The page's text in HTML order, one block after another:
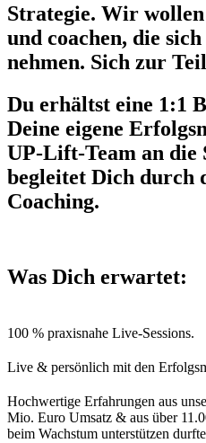
Strategie. Wir
und coachen, die
nehmen. Sich zur
Du erhältst eine 1:1
Deine eigene
UP-Lift-Team an die
begleitet Dich durch
Coaching.
Was Dich erwartet:
100 % praxisnahe Live-Sessions.
Live & persönlich mit den
Hochwertige Erfahrungen aus
Mio. Euro Umsatz & aus über
beim Wachstum unterstützen